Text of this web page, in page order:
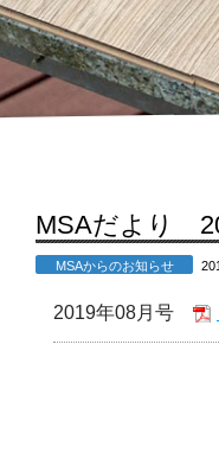
JIS製品認証の手続き
認証移転のご案内
MSAだより
MSAからのお知らせ
2019年08月号